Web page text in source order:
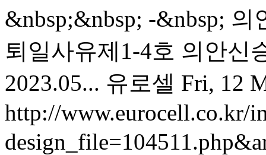
&nbsp;&nbsp; -&nbsp;
퇴일사유제1-4호 의안신
2023.05... 유로셀 Fri, 12
http://www.eurocell.co.kr/